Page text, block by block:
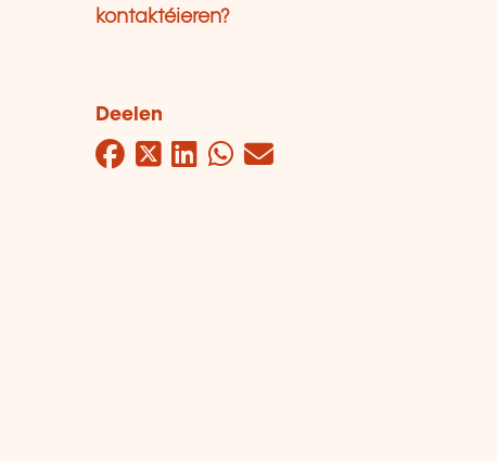
kontaktéieren?
Deelen
Facebook
Twitter
LinkedIn
WhatsApp
Mail